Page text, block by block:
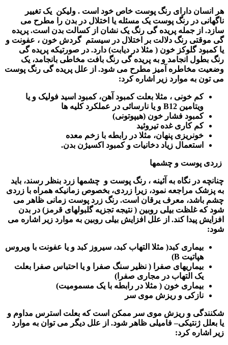
هر انسان دارای رنگ پوست خاص خود است . ولیکن یک تغییر
ناگهانی در رنگ پوست یک مسئله یا اختلال در بدن را مطرح می
سازد. از جمله پریده گی رنگ یک نشان از کسالت بدن است. پریده
گی موقتی رنگ دلالت بر اختلال در سیستم گردش خون ، عفونت و
یا کمبود گلوکز خون ( مثلا در دیابت) دارد. در صورتیکه پریده گی
رنگ بطول انجامد و به پریده گی رنگ بافت مخاطی بانجامد، یک
وضعیت مخاطره آمیز مطرح می شود. از علل پریده گی رنگ پوست
می تون به موارد زیر اشاره کرد:
کم خونی ، مثلا بعلت کمبود آهن، کمبود اسید فولیک و یا
ویتامین
و یا نارسائی در عملکرد کلیه ها
کمبود فشار خون (هیپوتونی)
کم کاری غده تیروئید
خونریزی پنهان، مثلا در رابطه با زخم معده
استعمال زیاد دخانیات و کمبود اکسیژن بدن.
زردی پوست و چشمها
چنانچه در نگاه به آئینه ، رنگ پوست و چشمها زرد بنظر رسند، باید
به پزشک مراجعه نمود، زیرا زردی، بخصوص زمانیکه همراه با زردی
چشم باشد، معرف یرقان است. رنگ زرد پوست زمانی ظاهر می
شود که غلظت بیلی روبین ( نتیجه تجزیه گلبولهای قرمز) در بدن
افزایش پیدا کند. از علل افزایش بیلی روبین به موارد زیر اشاره می
شود:
بیماری کبد( مثلا التهاب کبد، سیروز کبد و یا عفونت با ویروس
هپاتیت
)
بیماریهای صفرا ( نظیر سنگ صفرا و یا احتباس صفرا بعلت
یک التهاب در مجاری صفرا)
بیماری خون ( مثلا در رابطه با یک مسمومیت)
نازکی و ریزش موی سر
شکنندگی و ریزش موی سر ممکن است که بعلت استرس مداوم و
یا بعلل ژنتیکی–فامیلی ظاهر شود. از علل دیگر می توان به موارد
زیر اشاره کرد: